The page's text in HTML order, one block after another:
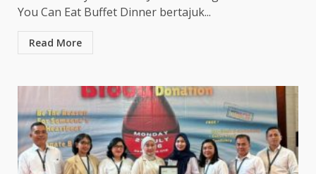
You Can Eat Buffet Dinner bertajuk...
Read More